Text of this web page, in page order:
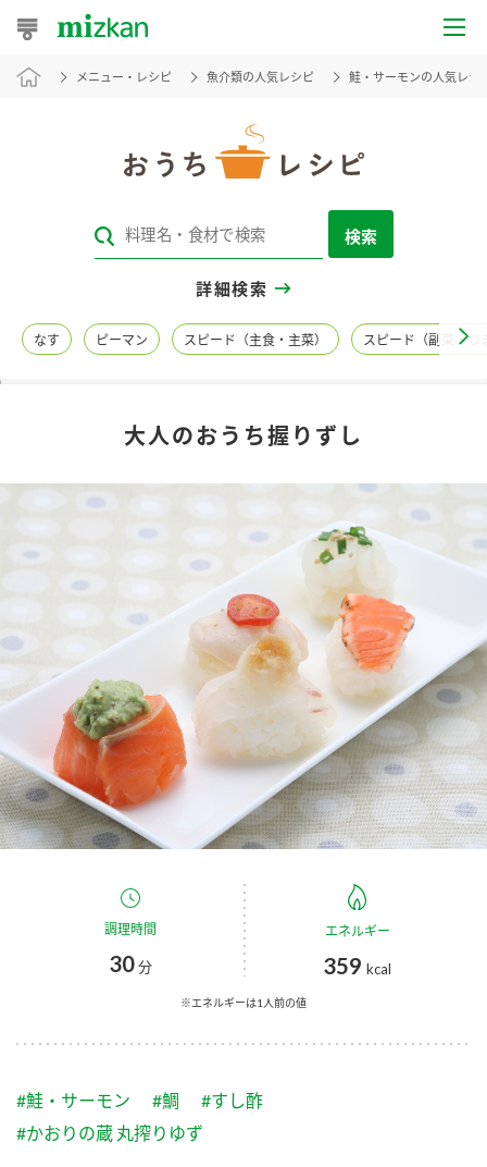
おうちレシピ
レシピカテゴリ一覧
レシピ名特集
商品情報
商品カテゴリ
ぽん酢
みりん風・料理酒 鍋用調味料
つゆ たれ
スープ 中華
ふりかけ
キャンペーン情報
ブランド・スペシャルサイト
ブランド・スペシャルサイト トップ
商品ブランドサイト
Fibee（ファイビー）
くらしプラ酢
お酢ドリンク
つゆ
納豆のサイト
企業情報
国内事業概要
企業理念
ミツカンの歴史
ミツカンを知る
環境への取り組み
お客様相談センター
メニュー・レシピ 魚介類の人気レシピ 鮭・サーモンの人気レシ
検索
詳細検索
なす ピーマン スピード（主食・主菜） スピード（副菜・つ
大人のおうち握りずし
調理時間
30分
エネルギー
359 kcal
※エネルギーは1人前の値
#鮭・サーモン #鯛
#すし酢
#かおりの蔵 丸搾りゆず